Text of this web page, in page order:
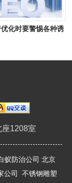
化时要警惕各种诱
1208室
蚁防治公司 北京
公司
不锈钢雕塑